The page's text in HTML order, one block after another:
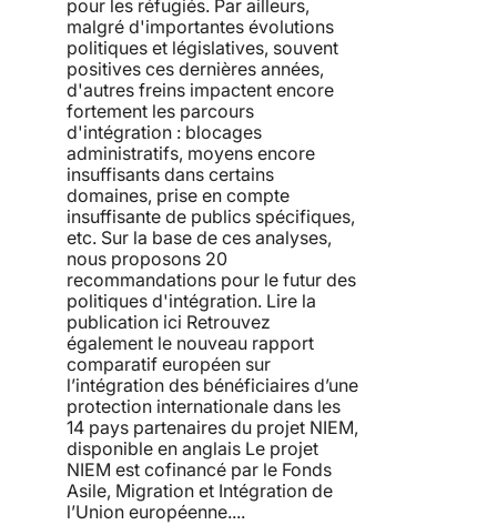
pour les réfugiés. Par ailleurs,
malgré d'importantes évolutions
politiques et législatives, souvent
positives ces dernières années,
d'autres freins impactent encore
fortement les parcours
d'intégration : blocages
administratifs, moyens encore
insuffisants dans certains
domaines, prise en compte
insuffisante de publics spécifiques,
etc. Sur la base de ces analyses,
nous proposons 20
recommandations pour le futur des
politiques d'intégration. Lire la
publication ici Retrouvez
également le nouveau rapport
comparatif européen sur
l’intégration des bénéficiaires d’une
protection internationale dans les
14 pays partenaires du projet NIEM,
disponible en anglais Le projet
NIEM est cofinancé par le Fonds
Asile, Migration et Intégration de
l’Union européenne....